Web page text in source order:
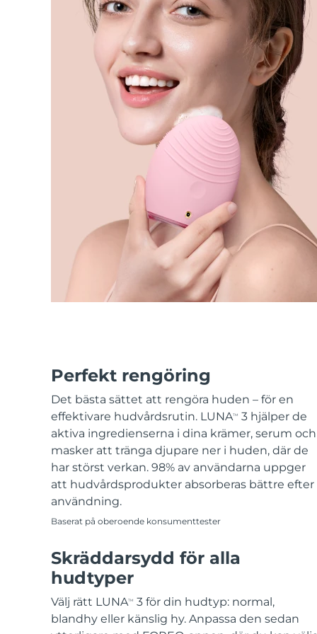
Perfekt rengöring
Det bästa sättet att rengöra huden – för en
effektivare hudvårdsrutin. LUNATM
3 hjälper de
aktiva ingredienserna i dina krämer, serum och
masker att tränga djupare ner i huden, där de
har störst verkan. 98% av användarna uppger
att hudvårdsprodukter absorberas bättre efter
användning.
Baserat på oberoende konsumenttester
Skräddarsydd för alla
hudtyper
Välj rätt LUNATM
3 för din hudtyp: normal,
blandhy eller känslig hy. Anpassa den sedan